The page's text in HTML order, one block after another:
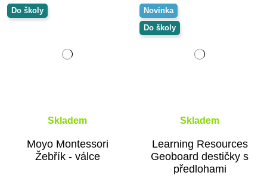
Do školy
Skladem
Moyo Montessori
Žebřík - válce
Novinka
Do školy
Skladem
Learning Resources
Geoboard destičky s
předlohami